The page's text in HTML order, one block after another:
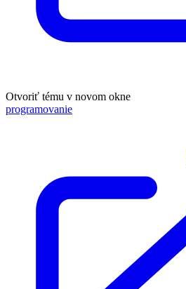
Otvoriť tému v novom okne
programovanie